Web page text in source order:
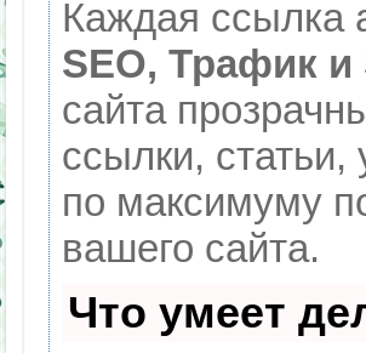
Каждая ссылка
SEO, Трафик и
сайта
ссылки,
по максимуму
вашего сайта.
Что умеет